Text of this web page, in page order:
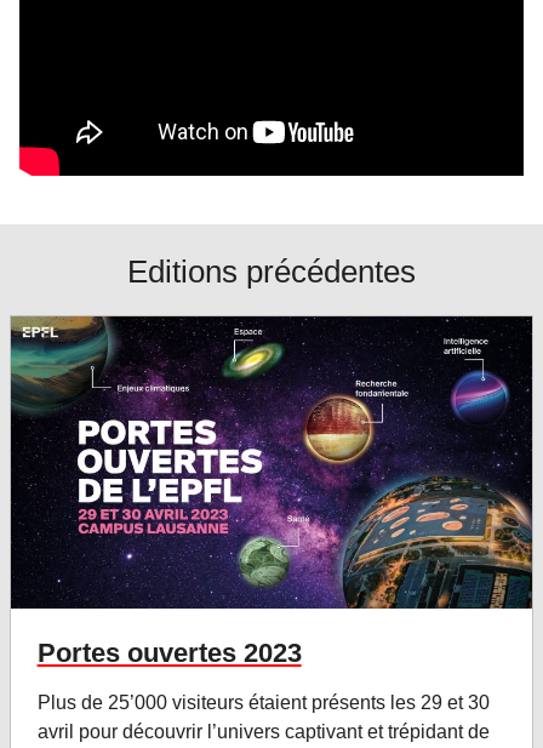
Editions précédentes
Portes ouvertes 2023
Plus de 25’000 visiteurs étaient présents les 29 et 30
avril pour découvrir l’univers captivant et trépidant de